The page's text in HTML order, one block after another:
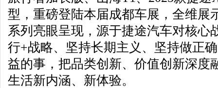
型，重磅登陆本届成都车展，全维展
系列亮眼呈现，源于捷途汽车对核心
行+战略、坚持长期主义、坚持做正
益的事，把品类创新、价值创新深度
生活新内涵、新体验。